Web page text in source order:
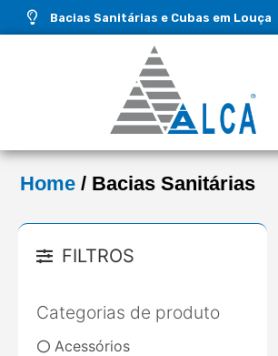
Bacias Sanitárias e Cubas em Louça
Home / Bacias Sanitárias
FILTROS
Categorias de produto
Acessórios